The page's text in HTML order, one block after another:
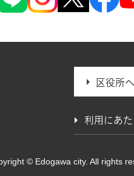
区役所
利用にあた
© Edogawa city. All rights